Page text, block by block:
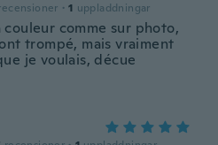
· 1 uppladdningar
couleur comme sur photo,
trompé, mais vraiment
je voulais, décue